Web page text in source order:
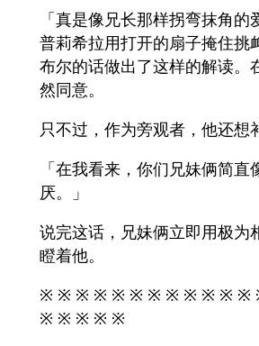
「真是像兄长那样拐弯抹角的
普莉希拉用打开的扇子掩住挑
布尔的话做出了这样的解读。
然同意。
只不过，作为旁观者，他还想
「在我看来，你们兄妹俩简直
厌。」
说完这话，兄妹俩立即用极为
瞪着他。
※ ※ ※ ※ ※ ※ ※ ※ ※ ※ ※ ※
※ ※ ※ ※ ※